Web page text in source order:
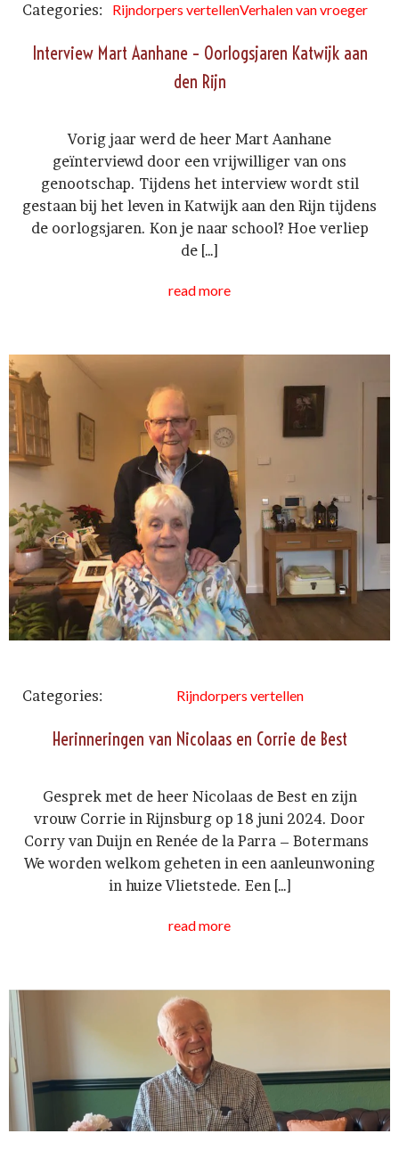
Categories: Rijndorpers vertellenVerhalen van vroeger
Interview Mart Aanhane – Oorlogsjaren Katwijk aan
den Rijn
Vorig jaar werd de heer Mart Aanhane
geïnterviewd door een vrijwilliger van ons
genootschap. Tijdens het interview wordt stil
gestaan bij het leven in Katwijk aan den Rijn tijdens
de oorlogsjaren. Kon je naar school? Hoe verliep
de […]
read more
Categories: Rijndorpers vertellen
Herinneringen van Nicolaas en Corrie de Best
Gesprek met de heer Nicolaas de Best en zijn
vrouw Corrie in Rijnsburg op 18 juni 2024. Door
Corry van Duijn en Renée de la Parra – Botermans
We worden welkom geheten in een aanleunwoning
in huize Vlietstede. Een […]
read more